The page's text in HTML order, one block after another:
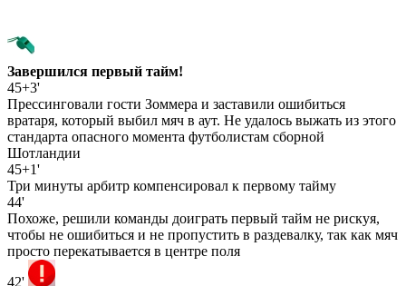
Завершился первый тайм!
45+3'
Прессинговали гости Зоммера и заставили ошибиться
вратаря, который выбил мяч в аут. Не удалось выжать из этого
стандарта опасного момента футболистам сборной
Шотландии
45+1'
Три минуты арбитр компенсировал к первому тайму
44'
Похоже, решили команды доиграть первый тайм не рискуя,
чтобы не ошибиться и не пропустить в раздевалку, так как мяч
просто перекатывается в центре поля
42'